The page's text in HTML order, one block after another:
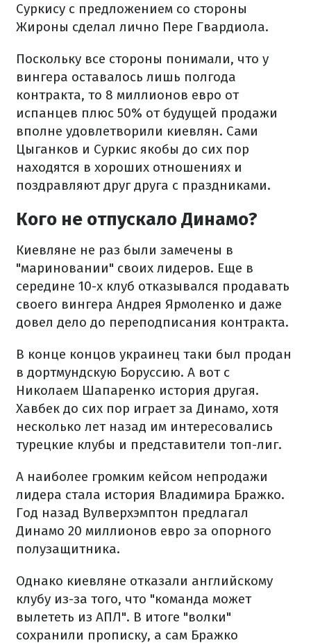
Суркису с предложением со стороны
Жироны сделал лично Пере Гвардиола.
Поскольку все стороны понимали, что у
вингера оставалось лишь полгода
контракта, то 8 миллионов евро от
испанцев плюс 50% от будущей продажи
вполне удовлетворили киевлян. Сами
Цыганков и Суркис якобы до сих пор
находятся в хороших отношениях и
поздравляют друг друга с праздниками.
Кого не отпускало Динамо?
Киевляне не раз были замечены в
"мариновании" своих лидеров. Еще в
середине 10-х клуб отказывался продавать
своего вингера Андрея Ярмоленко и даже
довел дело до переподписания контракта.
В конце концов украинец таки был продан
в дортмундскую Боруссию. А вот с
Николаем Шапаренко история другая.
Хавбек до сих пор играет за Динамо, хотя
несколько лет назад им интересовались
турецкие клубы и представители топ-лиг.
А наиболее громким кейсом непродажи
лидера стала история Владимира Бражко.
Год назад Вулверхэмптон предлагал
Динамо 20 миллионов евро за опорного
полузащитника.
Однако киевляне отказали английскому
клубу из-за того, что "команда может
вылететь из АПЛ". В итоге "волки"
сохранили прописку, а сам Бражко